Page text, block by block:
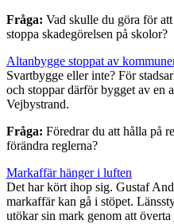
Fråga: Vad skulle du göra för
stoppa skadegörelsen på skolor?
Altanbygge stoppat av
Svartbygge eller inte? För
och stoppar därför bygget av en
Vejbystrand.
Fråga: Föredrar du att hålla på
förändra reglerna?
Markaffär hänger i luften
Det har kört ihop sig. Gustaf
markaffär kan gå i stöpet.
utökar sin mark genom att